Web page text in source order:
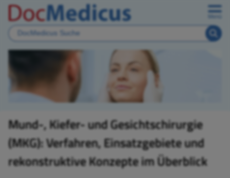
Mund-, Kiefer- und Gesichtschirurgie
(MKG): Verfahren, Einsatzgebiete und
rekonstruktive Konzepte im Überblick